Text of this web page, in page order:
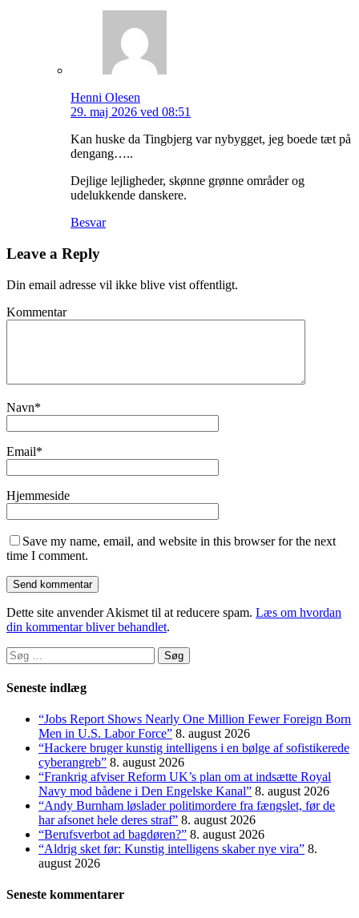
Henni Olesen
29. maj 2026 ved 08:51
Kan huske da Tingbjerg var nybygget, jeg boede tæt på
dengang…..
Dejlige lejligheder, skønne grønne områder og
udelukkende danskere.
Besvar
Leave a Reply
Din email adresse vil ikke blive vist offentligt.
Kommentar
Navn*
Email*
Hjemmeside
Save my name, email, and website in this browser for the next
time I comment.
Dette site anvender Akismet til at reducere spam. Læs om hvordan
din kommentar bliver behandlet.
Søg
efter:
Seneste indlæg
“Jobs Report Shows Nearly One Million Fewer Foreign Born
Men in U.S. Labor Force” 8. august 2026
“Hackere bruger kunstig intelligens i en bølge af sofistikerede
cyberangreb” 8. august 2026
“Frankrig afviser Reform UK’s plan om at indsætte Royal
Navy mod bådene i Den Engelske Kanal” 8. august 2026
“Andy Burnham løslader politi­mordere fra fængslet, før de
har afsonet hele deres straf” 8. august 2026
“Berufsverbot ad bagdøren?” 8. august 2026
“Aldrig sket før: Kunstig intelligens skaber nye vira” 8.
august 2026
Seneste kommentarer